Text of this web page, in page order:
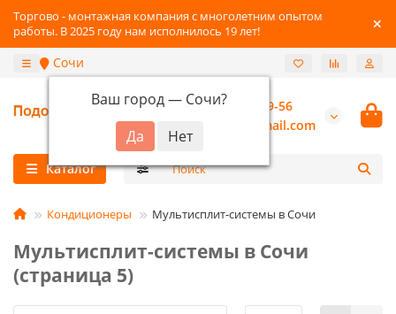
Торгово - монтажная компания с многолетним опытом
работы. В 2025 году нам исполнилось 19 лет!
Сочи
Ваш город — Сочи?
+7 (800) 777-89-56
burannsk@gmail.com
Каталог
Кондиционеры Мультисплит-системы в Сочи
Мультисплит-системы в Сочи
(страница 5)